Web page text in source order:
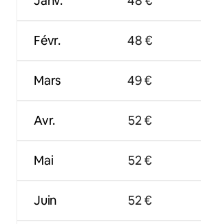
Févr.
Mars
Avr.
Mai
Juin
48 €
49 €
52 €
52 €
52 €